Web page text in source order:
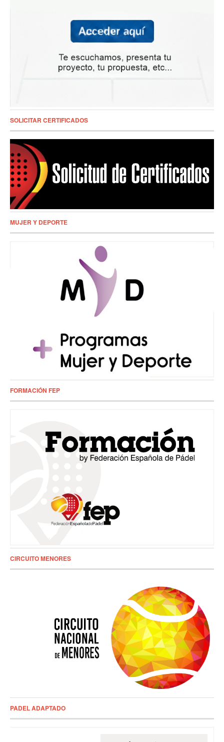
SOLICITAR CERTIFICADOS
MUJER Y DEPORTE
FORMACIÓN FEP
CIRCUITO MENORES
PADEL ADAPTADO